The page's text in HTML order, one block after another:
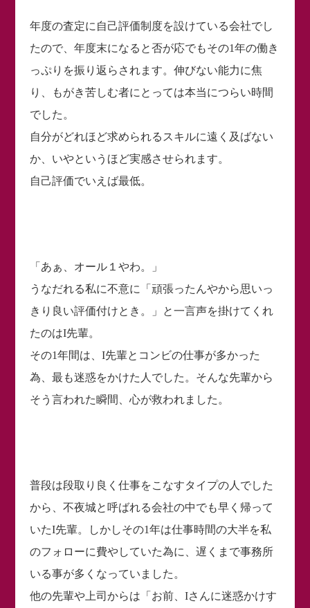
年度の査定に自己評価制度を設けている会社でし
たので、年度末になると否が応でもその1年の働き
っぷりを振り返らされます。伸びない能力に焦
り、もがき苦しむ者にとっては本当につらい時間
でした。
自分がどれほど求められるスキルに遠く及ばない
か、いやというほど実感させられます。
自己評価でいえば最低。
「あぁ、オール１やわ。」
うなだれる私に不意に「頑張ったんやから思いっ
きり良い評価付けとき。」と一言声を掛けてくれ
たのはI先輩。
その1年間は、I先輩とコンビの仕事が多かった
為、最も迷惑をかけた人でした。そんな先輩から
そう言われた瞬間、心が救われました。
普段は段取り良く仕事をこなすタイプの人でした
から、不夜城と呼ばれる会社の中でも早く帰って
いたI先輩。しかしその1年は仕事時間の大半を私
のフォローに費やしていた為に、遅くまで事務所
いる事が多くなっていました。
他の先輩や上司からは「お前、Iさんに迷惑かけす